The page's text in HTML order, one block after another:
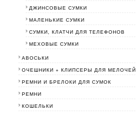
ДЖИНСОВЫЕ СУМКИ
МАЛЕНЬКИЕ СУМКИ
СУМКИ, КЛАТЧИ ДЛЯ ТЕЛЕФОНОВ
МЕХОВЫЕ СУМКИ
АВОСЬКИ
ОЧЕШНИКИ + КЛИПСЕРЫ ДЛЯ МЕЛОЧЕЙ
РЕМНИ И БРЕЛОКИ ДЛЯ СУМОК
РЕМНИ
КОШЕЛЬКИ